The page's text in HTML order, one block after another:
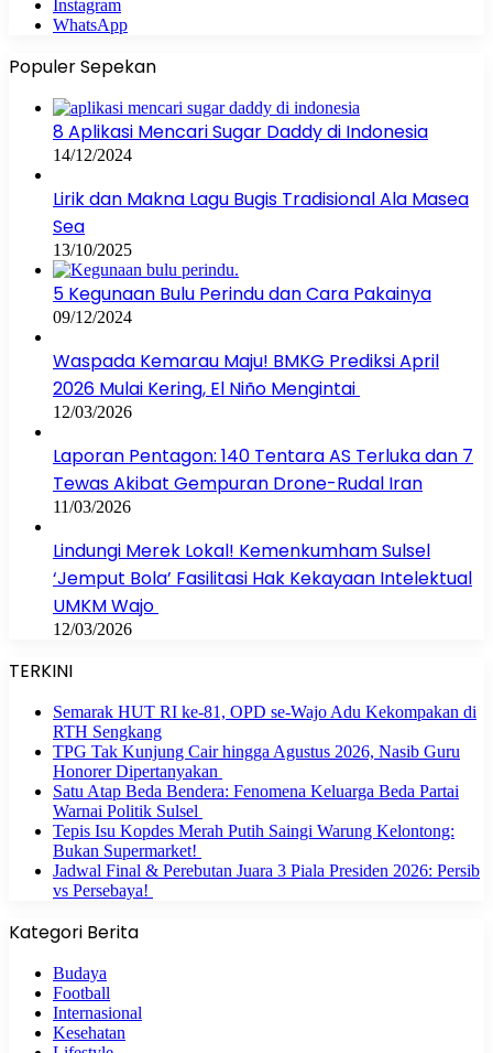
Instagram
WhatsApp
Populer Sepekan
8 Aplikasi Mencari Sugar Daddy di Indonesia
14/12/2024
Lirik dan Makna Lagu Bugis Tradisional Ala Masea
Sea
13/10/2025
5 Kegunaan Bulu Perindu dan Cara Pakainya
09/12/2024
Waspada Kemarau Maju! BMKG Prediksi April
2026 Mulai Kering, El Niño Mengintai
12/03/2026
Laporan Pentagon: 140 Tentara AS Terluka dan 7
Tewas Akibat Gempuran Drone-Rudal Iran
11/03/2026
Lindungi Merek Lokal! Kemenkumham Sulsel
‘Jemput Bola’ Fasilitasi Hak Kekayaan Intelektual
UMKM Wajo
12/03/2026
TERKINI
Semarak HUT RI ke-81, OPD se-Wajo Adu Kekompakan di
RTH Sengkang
TPG Tak Kunjung Cair hingga Agustus 2026, Nasib Guru
Honorer Dipertanyakan
Satu Atap Beda Bendera: Fenomena Keluarga Beda Partai
Warnai Politik Sulsel
Tepis Isu Kopdes Merah Putih Saingi Warung Kelontong:
Bukan Supermarket!
Jadwal Final & Perebutan Juara 3 Piala Presiden 2026: Persib
vs Persebaya!
Kategori Berita
Budaya
Football
Internasional
Kesehatan